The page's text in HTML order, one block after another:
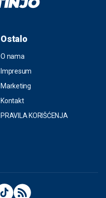
Ostalo
O nama
Impresum
Marketing
Kontakt
PRAVILA KORIŠĆENJA